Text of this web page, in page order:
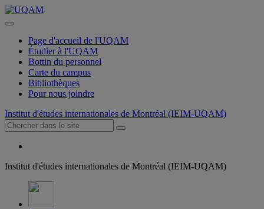
Page d'accueil de l'UQAM
Étudier à l'UQAM
Bottin du personnel
Carte du campus
Bibliothèques
Pour nous joindre
Institut d'études internationales de Montréal (IEIM-UQAM)
Institut d'études internationales de Montréal (IEIM-UQAM)